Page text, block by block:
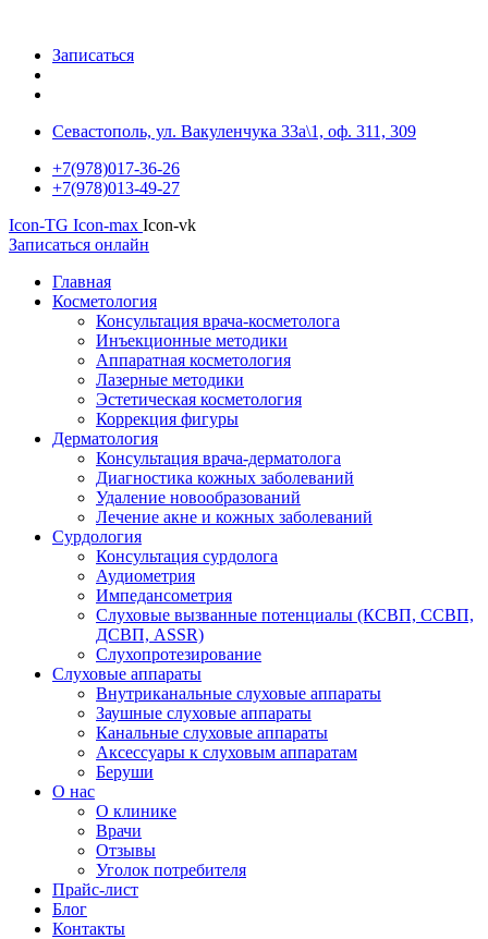
Записаться
Севастополь, ул. Вакуленчука 33а\1, оф. 311, 309
+7(978)017-36-26
+7(978)013-49-27
Icon-TG Icon-max Icon-vk
Записаться онлайн
Главная
Косметология
Консультация врача-косметолога
Инъекционные методики
Аппаратная косметология
Лазерные методики
Эстетическая косметология
Коррекция фигуры
Дерматология
Консультация врача-дерматолога
Диагностика кожных заболеваний
Удаление новообразований
Лечение акне и кожных заболеваний
Сурдология
Консультация сурдолога
Аудиометрия
Импедансометрия
Слуховые вызванные потенциалы (КСВП, ССВП,
ДСВП, ASSR)
Слухопротезирование
Слуховые аппараты
Внутриканальные слуховые аппараты
Заушные слуховые аппараты
Канальные слуховые аппараты
Аксессуары к слуховым аппаратам
Беруши
О нас
О клинике
Врачи
Отзывы
Уголок потребителя
Прайс-лист
Блог
Контакты